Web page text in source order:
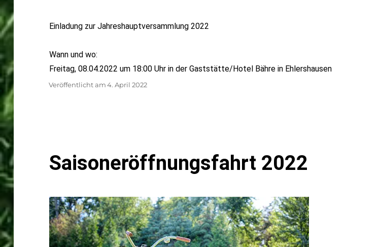
Einladung zur Jahreshauptversammlung 2022
Wann und wo:
Freitag, 08.04.2022 um 18:00 Uhr in der Gaststätte/Hotel Bähre in Ehlershausen
Autor
Veröffentlicht am4. April 2022
Saisoneröffnungsfahrt 2022